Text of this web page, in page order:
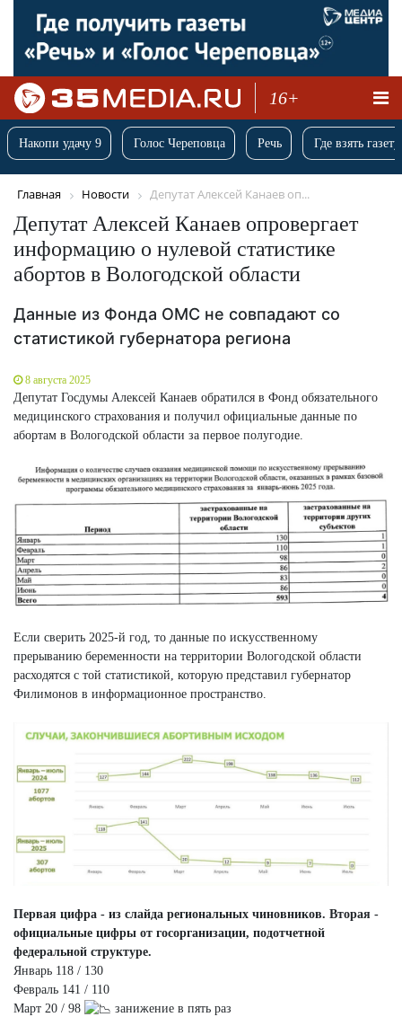
16+
Накопи удачу 9 Голос Череповца Речь Где взять
Главная Новости Депутат Алексей Канаев оп...
Депутат Алексей Канаев опровергает
информацию о нулевой статистике
абортов в Вологодской области
Данные из Фонда ОМС не совпадают со
статистикой губернатора региона
8 августа 2025
Депутат Госдумы Алексей Канаев обратился в Фонд обязательного
медицинского страхования и получил официальные данные по
абортам в Вологодской области за первое полугодие.
Если сверить 2025-й год, то данные по искусственному
прерыванию беременности на территории Вологодской области
расходятся с той статистикой, которую представил губернатор
Филимонов в информационное пространство.
Первая цифра - из слайда региональных чиновников. Вторая -
официальные цифры от госорганизации, подотчетной
федеральной структуре.
Январь 118 / 130
Февраль 141 / 110
Март 20 / 98
занижение в пять раз